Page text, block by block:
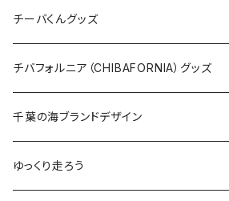
クリアファイル
Tシャツ
キャップ
トートバッグ
ステッカー
缶バッジ
キーホルダー
クリアファイル
バッグ
ステッカー
缶バッジ
キーホルダー
ステッカー
ステッカー大
缶バッジ
缶バッジ32mm
缶バッジ54mm
エコバッグ
JAGUARさんコラボグッズ
Tシャツ
サコッシュ
Tシャツ
ステッカー
缶バッジ
クリアファイル
チーバくんグッズ
Tシャツ
キャップ
エコバッグ
チバフォルニア（CHIBAFORNIA）グッズ
Tシャツ
キャップ
千葉の海ブランドデザイン
Tシャツ
ゆっくり走ろう